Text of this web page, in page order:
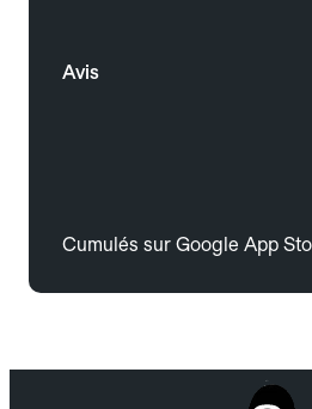
Avis
Cumulés sur Google App